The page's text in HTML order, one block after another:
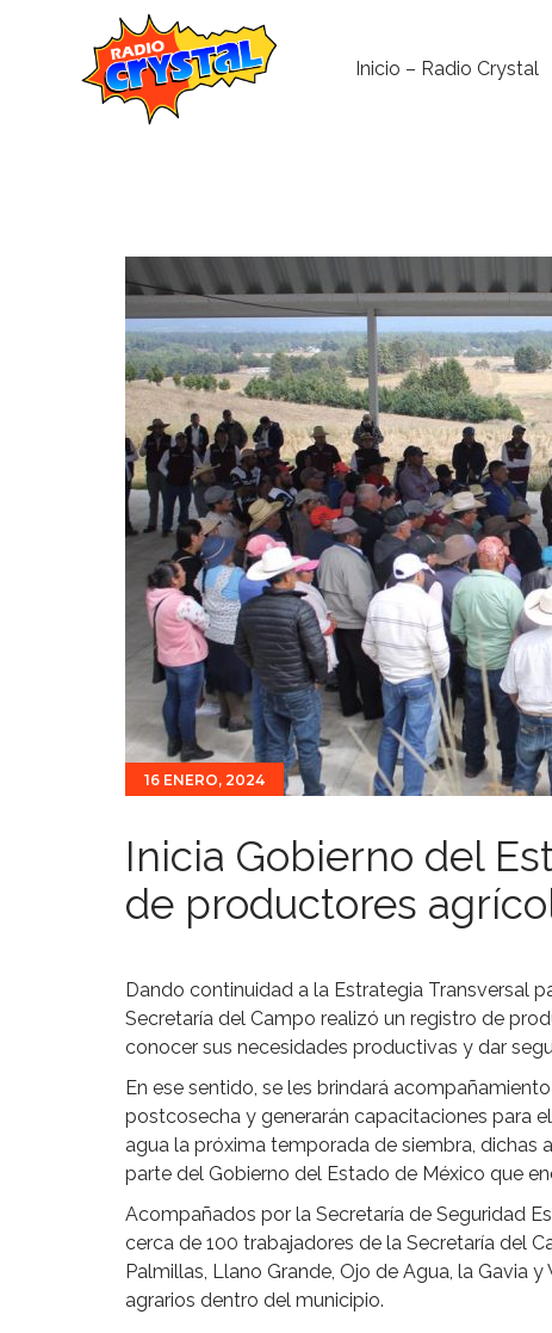
Inicio – Radio Crystal
16 ENERO, 2024
Inicia Gobierno del
de productores
Dando continuidad a la Estrategia Transversal
Secretaría del Campo realizó un registro de
conocer sus necesidades productivas y dar
En ese sentido, se les brindará
postcosecha y generarán capacitaciones para
agua la próxima temporada de siembra,
parte del Gobierno del Estado de México que
Acompañados por la Secretaría de Seguridad
cerca de 100 trabajadores de la Secretaría del
Palmillas, Llano Grande, Ojo de Agua, la Gavia
agrarios dentro del municipio.